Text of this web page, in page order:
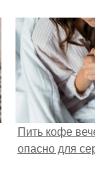
Пить кофе
опасно для